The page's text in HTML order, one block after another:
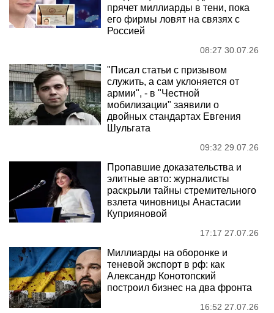
прячет миллиарды в тени, пока
его фирмы ловят на связях с
Россией
08:27 30.07.26
"Писал статьи с призывом
служить, а сам уклоняется от
армии", - в "Честной
мобилизации" заявили о
двойных стандартах Евгения
Шульгата
09:32 29.07.26
Пропавшие доказательства и
элитные авто: журналисты
раскрыли тайны стремительного
взлета чиновницы Анастасии
Куприяновой
17:17 27.07.26
Миллиарды на оборонке и
теневой экспорт в рф: как
Александр Конотопский
построил бизнес на два фронта
16:52 27.07.26